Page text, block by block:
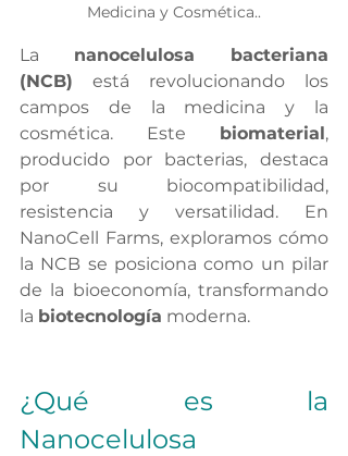
Medicina y Cosmética..
La nanocelulosa bacteriana
(NCB) está revolucionando los
campos de la medicina y la
cosmética. Este biomaterial,
producido por bacterias, destaca
por su biocompatibilidad,
resistencia y versatilidad. En
NanoCell Farms, exploramos cómo
la NCB se posiciona como un pilar
de la bioeconomía, transformando
la biotecnología moderna.
¿Qué es la
Nanocelulosa